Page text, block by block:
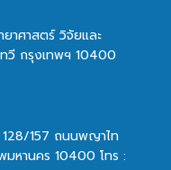
าศาสตร์ วิจัยและ
วี กรุงเทพฯ 10400
157 ถนนพญาไท
มหานคร 10400 โทร :